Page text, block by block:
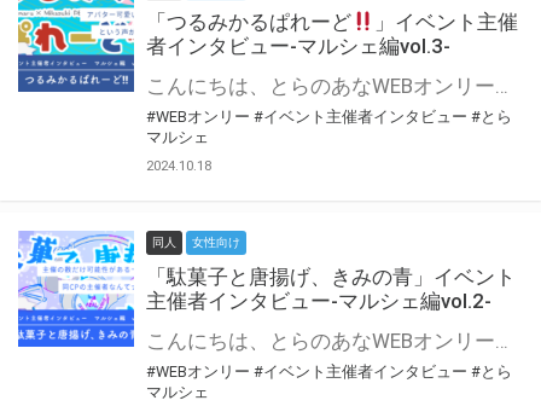
「つるみかるぱれーど
」イベント主催
者インタビュー-マルシェ編vol.3-
こんにちは、とらのあなWEBオンリー運営スタッフです。 新たにお届けする、イベント主催者インタビュー-マルシェ編-は、 とらのあなWEBオンリー「マルシェ」をご利用した主催様に 「マルシェ」を使って開催した感想や心がけをお聞きする企画です。 今回は、WEBオンリー初開催「つるみかるぱれーど
#WEBオンリー #イベント主催者インタビュー #とら
マルシェ
2024.10.18
同人 女性向け
「駄菓子と唐揚げ、きみの青」イベント
主催者インタビュー-マルシェ編vol.2-
こんにちは、とらのあなWEBオンリー運営スタッフです。 新たにお届けする、イベント主催者インタビュー-マルシェ編-は、 とらのあなWEBオンリー「マルシェ」をご利用の主催様に 「マルシェ」を使ってイベントを開催した感想や心がけをお聞きする企画です。 今回は、WEBオンリー初開催「駄菓子と唐揚げ、きみの青」より、 主催のぎこ六屋様にお話を伺いました。 協力：ぎこ六屋様／イベント公式Twitter（@krkgwks） とらのあなWEBオンリー「マルシェ」とは？ WEBオンリーでリアルタイムでコミュニケーションがとれるオンライン会場です。
#WEBオンリー #イベント主催者インタビュー #とら
マルシェ